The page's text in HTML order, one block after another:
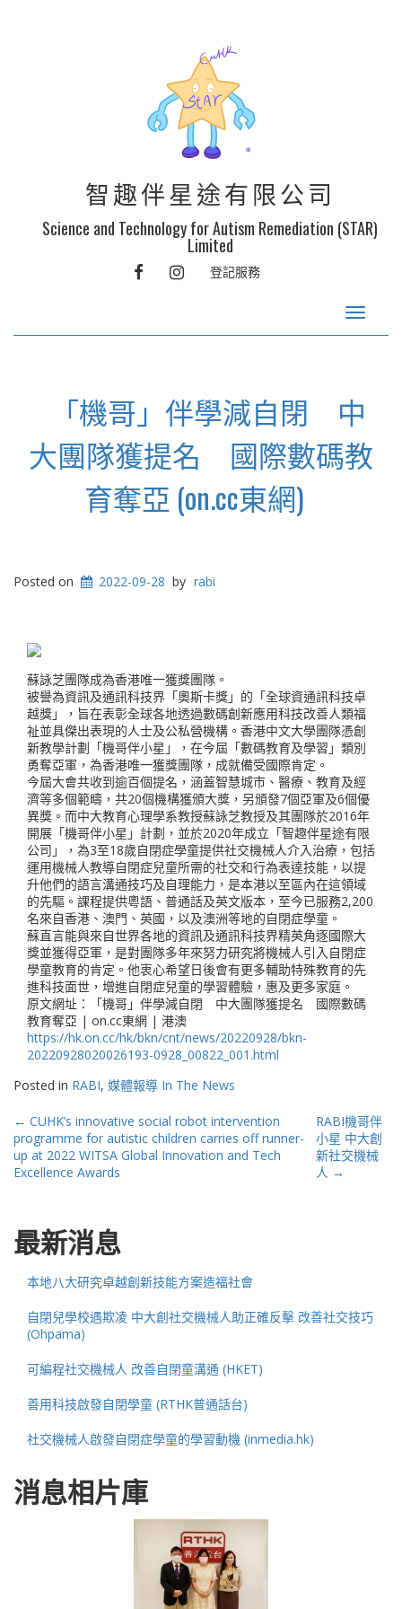
智趣伴星途有限公司
Science and Technology for Autism Remediation (STAR)
Limited
FACEBOOKINSTAGRAM
登記服務
Toggle
「機哥」伴學減自閉 中
大團隊獲提名 國際數碼教
育奪亞 (on.cc東網)
Posted on 2022-09-28 by rabi
蘇詠芝團隊成為香港唯一獲獎團隊。
被譽為資訊及通訊科技界「奧斯卡獎」的「全球資通訊科技卓
越獎」，旨在表彰全球各地透過數碼創新應用科技改善人類福
祉並具傑出表現的人士及公私營機構。香港中文大學團隊憑創
新教學計劃「機哥伴小星」，在今屆「數碼教育及學習」類別
勇奪亞軍，為香港唯一獲獎團隊，成就備受國際肯定。
今屆大會共收到逾百個提名，涵蓋智慧城市、醫療、教育及經
濟等多個範疇，共20個機構獲頒大獎，另頒發7個亞軍及6個優
異獎。而中大教育心理學系教授蘇詠芝教授及其團隊於2016年
開展「機哥伴小星」計劃，並於2020年成立「智趣伴星途有限
公司」，為3至18歲自閉症學童提供社交機械人介入治療，包括
運用機械人教導自閉症兒童所需的社交和行為表達技能，以提
升他們的語言溝通技巧及自理能力，是本港以至區內在這領域
的先驅。課程提供粵語、普通話及英文版本，至今已服務2,200
名來自香港、澳門、英國，以及澳洲等地的自閉症學童。
蘇直言能與來自世界各地的資訊及通訊科技界精英角逐國際大
獎並獲得亞軍，是對團隊多年來努力研究將機械人引入自閉症
學童教育的肯定。他衷心希望日後會有更多輔助特殊教育的先
進科技面世，增進自閉症兒童的學習體驗，惠及更多家庭。
原文網址：「機哥」伴學減自閉 中大團隊獲提名 國際數碼
教育奪亞 | on.cc東網 | 港澳
https://hk.on.cc/hk/bkn/cnt/news/20220928/bkn-
20220928020026193-0928_00822_001.html
Posted in RABI, 媒體報導 In The News
Post
navigation
← CUHK’s innovative social robot intervention
programme for autistic children carries off runner-
up at 2022 WITSA Global Innovation and Tech
Excellence Awards
RABI機哥伴
小星 中大創
新社交機械
人 →
最新消息
本地八大研究卓越創新技能方案造福社會
自閉兒學校遇欺凌 中大創社交機械人助正確反擊 改善社交技巧
(Ohpama)
可編程社交機械人 改善自閉童溝通 (HKET)
善用科技啟發自閉學童 (RTHK普通話台)
社交機械人啟發自閉症學童的學習動機 (inmedia.hk)
消息相片庫